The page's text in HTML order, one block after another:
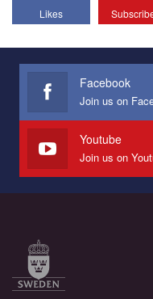
Likes
Facebook
Youtube
Join us on